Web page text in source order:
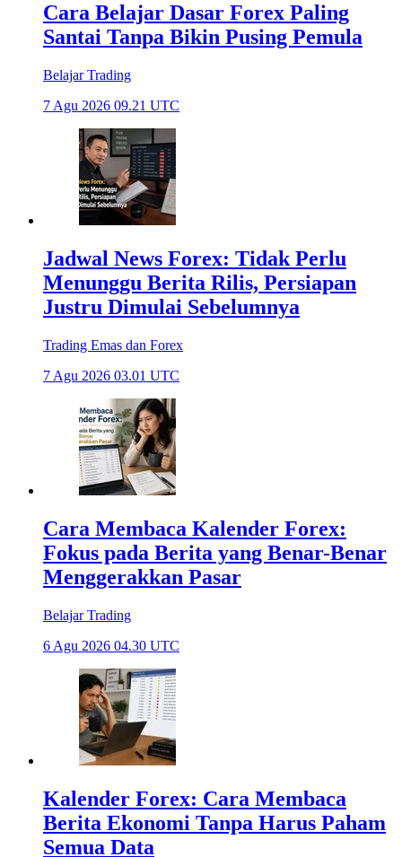
Cara Belajar Dasar Forex Paling
Santai Tanpa Bikin Pusing Pemula
Belajar Trading
7 Agu 2026 09.21 UTC
Jadwal News Forex: Tidak Perlu
Menunggu Berita Rilis, Persiapan
Justru Dimulai Sebelumnya
Trading Emas dan Forex
7 Agu 2026 03.01 UTC
Cara Membaca Kalender Forex:
Fokus pada Berita yang Benar-Benar
Menggerakkan Pasar
Belajar Trading
6 Agu 2026 04.30 UTC
Kalender Forex: Cara Membaca
Berita Ekonomi Tanpa Harus Paham
Semua Data